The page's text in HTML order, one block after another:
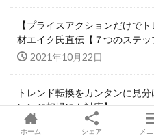
【プライスアクションだけで
材エイク氏直伝【７つのステッ
2021年10月22日
トレンド転換をカンタンに見
レンジ相場にも対応】
2021年10月16日
ホーム シェア メ